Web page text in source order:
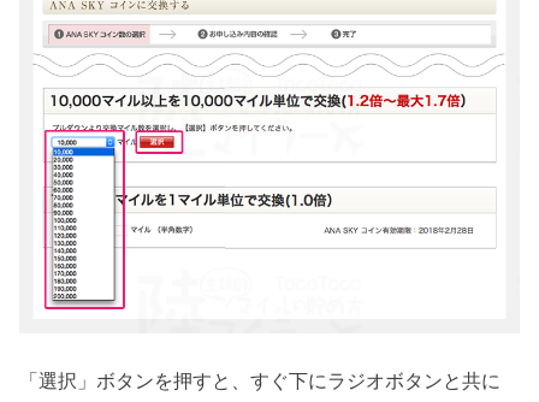
「選択」ボタンを押すと、すぐ下にラジオボタンと共に